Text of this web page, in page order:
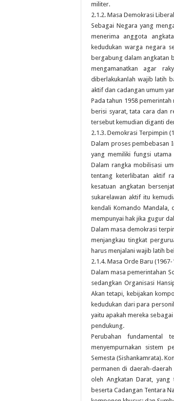
militer.
2.1.2. Masa Demokrasi
Sebagai Negara yang
menerima anggota
kedudukan warga negara
bergabung dalam angkatan
mengamanatkan agar
diberlakukanlah wajib latih
aktif dan cadangan umum
Pada tahun 1958
berisi syarat, tata cara dan
tersebut kemudian diganti
2.1.3. Demokrasi Terpimpin
Dalam proses pembebasan
yang memiliki fungsi
Dalam rangka mobilisasi
tentang keterlibatan aktif
kesatuan angkatan
sukarelawan aktif itu
kendali Komando Mandala,
mempunyai hak jika gugur
Dalam masa demokrasi
menjangkau tingkat
harus menjalani wajib latih
2.1.4. Masa Orde Baru (1967-
Dalam masa pemerintahan
sedangkan Organisasi
Akan tetapi, kebijakan
kedudukan dari para
yaitu apakah mereka
pendukung.
Perubahan fundamental
menyempurnakan sistem
Semesta (Sishankamrata).
permanen di daerah-
oleh Angkatan Darat, yang
beserta Cadangan Tentara